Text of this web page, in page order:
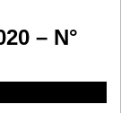
– N°